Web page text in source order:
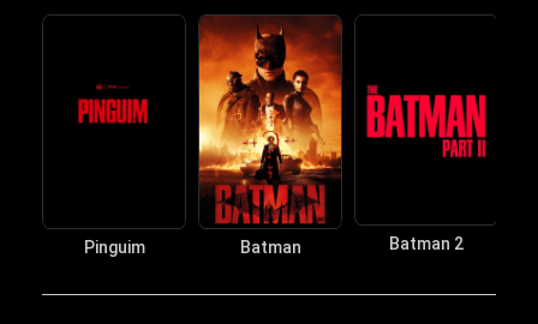
Pinguim Batman Batman 2